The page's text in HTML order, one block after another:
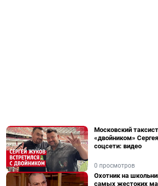
Московский
«двойником»
соцсети: видео
0 просмотров
Охотник на
самых жестоких